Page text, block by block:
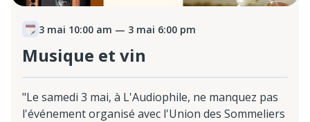
3 mai 10:00 am — 3 mai 6:00 pm
Musique et vin
"Le samedi 3 mai, à L'Audiophile, ne manquez pas
l'événement organisé avec l'Union des Sommeliers